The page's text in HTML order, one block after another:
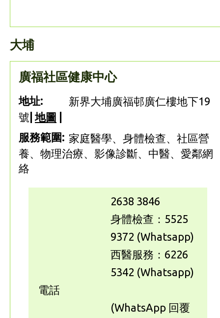
大埔
廣福社區健康中心
地址:
新界大埔廣福邨廣仁樓地下19
號 地圖
服務範圍: 家庭醫學、身體檢查、社區營
養、物理治療、影像診斷、中醫、愛鄰網
絡
電話
2638 3846
身體檢查：5525
9372 (Whatsapp)
西醫服務：6226
5342 (Whatsapp)
(WhatsApp 回覆